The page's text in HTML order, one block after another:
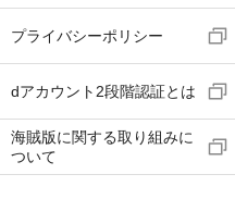
プライバシーポリシー
dアカウント2段階認証とは
海賊版に関する取り組みに
ついて